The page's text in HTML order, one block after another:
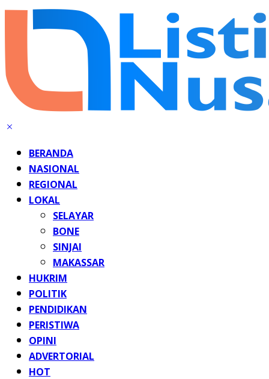
BERANDA
NASIONAL
REGIONAL
LOKAL
SELAYAR
BONE
SINJAI
MAKASSAR
HUKRIM
POLITIK
PENDIDIKAN
PERISTIWA
OPINI
ADVERTORIAL
HOT